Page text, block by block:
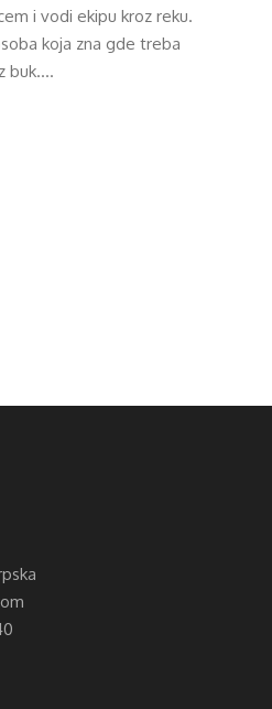
i vodi ekipu kroz reku.
koja zna gde treba
buk....